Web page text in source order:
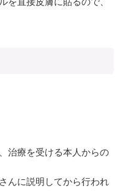
治療を受ける本人からの
んに説明してから行われ